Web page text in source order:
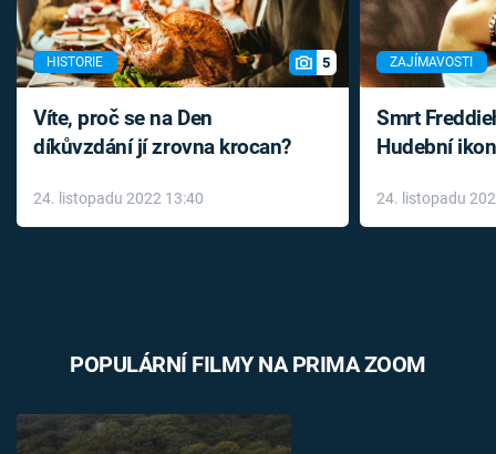
HISTORIE 5
Víte, proč se na Den
díkůvzdání jí zrovna krocan?
24. listopadu 2022 13:40
ZAJÍMAVOSTI
Smrt
Hudební
léky
24. listopadu
POPULÁRNÍ FILMY NA PRIMA ZOOM